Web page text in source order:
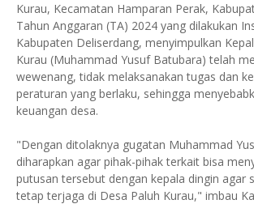
Kurau, Kecamatan Hamparan Perak,
Tahun Anggaran (TA) 2024 yang dilakukan
Kabupaten Deliserdang, menyimpulkan
Kurau (Muhammad Yusuf Batubara) telah
wewenang, tidak melaksanakan tugas dan
peraturan yang berlaku, sehingga
keuangan desa.
"Dengan ditolaknya gugatan Muhammad
diharapkan agar pihak-pihak terkait bisa
putusan tersebut dengan kepala dingin agar
tetap terjaga di Desa Paluh Kurau," imbau